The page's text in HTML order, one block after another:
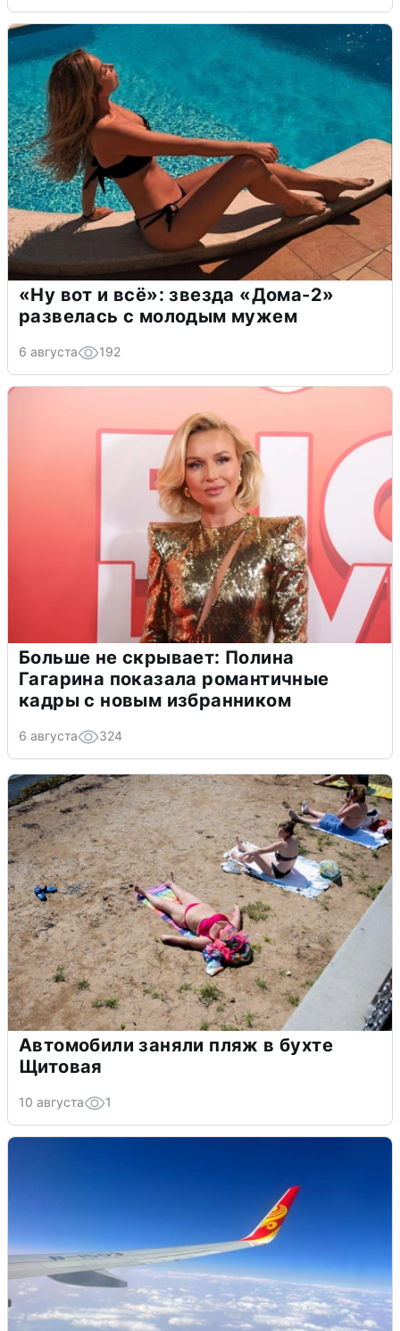
«Ну вот и всё»: звезда «Дома-2»
развелась с молодым мужем
6 августа 192
Больше не скрывает: Полина
Гагарина показала романтичные
кадры с новым избранником
6 августа 324
Автомобили заняли пляж в бухте
Щитовая
10 августа 1